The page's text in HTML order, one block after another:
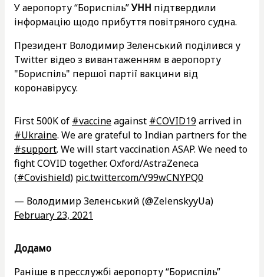
У аеропорту “Бориспіль”УНН підтвердили
інформацію щодо прибуття повітряного судна.
Президент Володимир Зеленський поділився у
Twitter відео з вивантаженням в аеропорту
"Бориспіль" першої партії вакцини від
коронавірусу.
First 500K of #vaccineagainst #COVID19arrived in
#Ukraine. We are grateful to Indian partners for the
#support. We will start vaccination ASAP. We need to
fight COVID together. Oxford/AstraZeneca
(#Covishield) pic.twitter.com/V99wCNYPQ0
— Володимир Зеленський (@ZelenskyyUa)
February 23, 2021
Додамо
Раніше в пресслужбі аеропорту “Бориспіль”